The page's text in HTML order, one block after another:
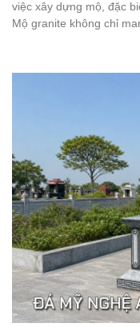
việc xây dựng mộ, đặc
Mộ granite không chỉ